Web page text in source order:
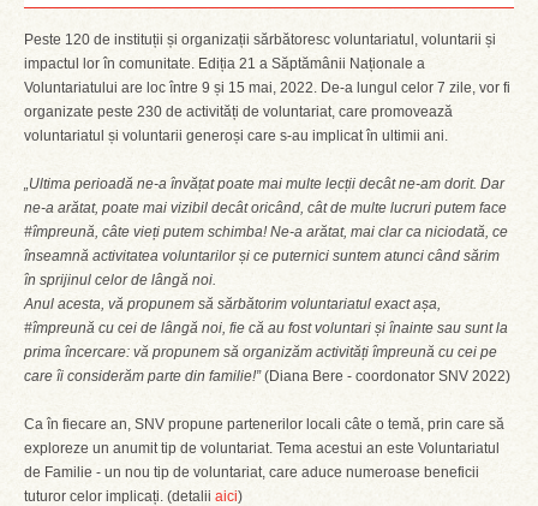
Peste 120 de instituții și organizații sărbătoresc voluntariatul, voluntarii și
impactul lor în comunitate. Ediția 21 a Săptămânii Naționale a
Voluntariatului are loc între 9 și 15 mai, 2022. De-a lungul celor 7 zile, vor fi
organizate peste 230 de activități de voluntariat, care promovează
voluntariatul și voluntarii generoși care s-au implicat în ultimii ani.
„Ultima perioadă ne-a învățat poate mai multe lecții decât ne-am dorit. Dar
ne-a arătat, poate mai vizibil decât oricând, cât de multe lucruri putem face
#împreună, câte vieți putem schimba! Ne-a arătat, mai clar ca niciodată, ce
înseamnă activitatea voluntarilor și ce puternici suntem atunci când sărim
în sprijinul celor de lângă noi.
Anul acesta, vă propunem să sărbătorim voluntariatul exact așa,
#împreună cu cei de lângă noi, fie că au fost voluntari și înainte sau sunt la
prima încercare: vă propunem să organizăm activități împreună cu cei pe
care îi considerăm parte din familie!”(Diana Bere - coordonator SNV 2022)
Ca în fiecare an, SNV propune partenerilor locali câte o temă, prin care să
exploreze un anumit tip de voluntariat. Tema acestui an este Voluntariatul
de Familie - un nou tip de voluntariat, care aduce numeroase beneficii
tuturor celor implicați. (detalii aici)